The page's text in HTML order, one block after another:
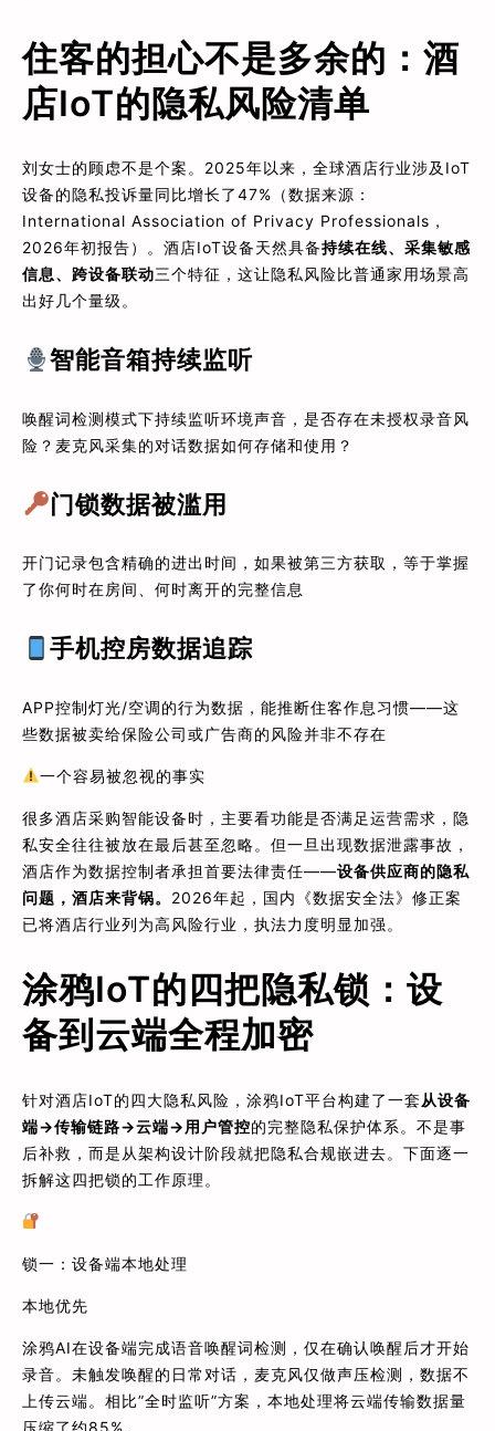
住客的担心不是多余的：酒
店IoT的隐私风险清单
刘女士的顾虑不是个案。2025年以来，全球酒店行业涉及IoT
设备的隐私投诉量同比增长了47%（数据来源：
International Association of Privacy Professionals，
2026年初报告）。酒店IoT设备天然具备持续在线、采集敏感
信息、跨设备联动三个特征，这让隐私风险比普通家用场景高
出好几个量级。
智能音箱持续监听
唤醒词检测模式下持续监听环境声音，是否存在未授权录音风
险？麦克风采集的对话数据如何存储和使用？
门锁数据被滥用
开门记录包含精确的进出时间，如果被第三方获取，等于掌握
了你何时在房间、何时离开的完整信息
手机控房数据追踪
APP控制灯光/空调的行为数据，能推断住客作息习惯——这
些数据被卖给保险公司或广告商的风险并非不存在
一个容易被忽视的事实
很多酒店采购智能设备时，主要看功能是否满足运营需求，隐
私安全往往被放在最后甚至忽略。但一旦出现数据泄露事故，
酒店作为数据控制者承担首要法律责任——设备供应商的隐私
问题，酒店来背锅。 2026年起，国内《数据安全法》修正案
已将酒店行业列为高风险行业，执法力度明显加强。
涂鸦IoT的四把隐私锁：设
备到云端全程加密
针对酒店IoT的四大隐私风险，涂鸦IoT平台构建了一套从设备
端→传输链路→云端→用户管控的完整隐私保护体系。不是事
后补救，而是从架构设计阶段就把隐私合规嵌进去。下面逐一
拆解这四把锁的工作原理。
锁一：设备端本地处理
本地优先
涂鸦AI在设备端完成语音唤醒词检测，仅在确认唤醒后才开始
录音。未触发唤醒的日常对话，麦克风仅做声压检测，数据不
上传云端。相比”全时监听”方案，本地处理将云端传输数据量
压缩了约85%。